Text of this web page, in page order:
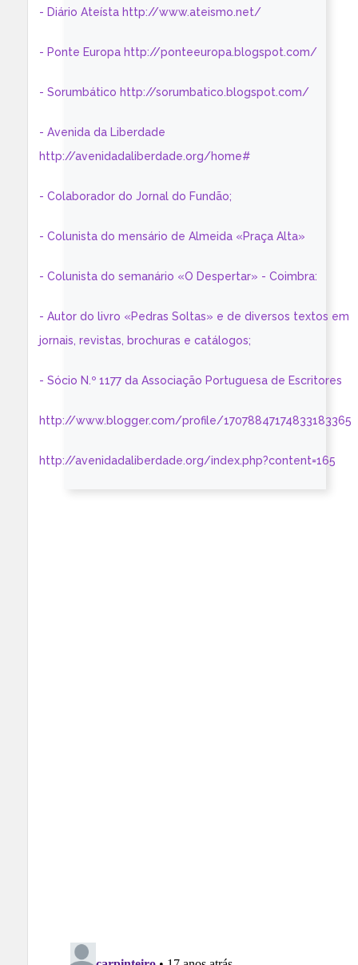
- Diário Ateísta http://www.ateismo.net/
- Ponte Europa http://ponteeuropa.blogspot.com/
- Sorumbático http://sorumbatico.blogspot.com/
- Avenida da Liberdade
http://avenidadaliberdade.org/home#
- Colaborador do Jornal do Fundão;
- Colunista do mensário de Almeida «Praça Alta»
- Colunista do semanário «O Despertar» - Coimbra:
- Autor do livro «Pedras Soltas» e de diversos textos em
jornais, revistas, brochuras e catálogos;
- Sócio N.º 1177 da Associação Portuguesa de Escritores
http://www.blogger.com/profile/17078847174833183365
http://avenidadaliberdade.org/index.php?content=165